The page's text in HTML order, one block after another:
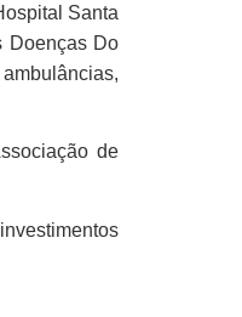
Santa
Doenças Do
de